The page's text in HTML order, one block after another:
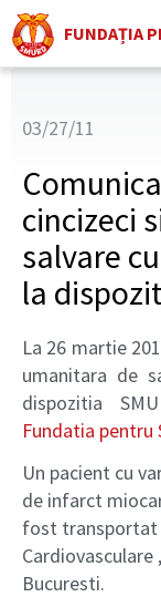
FUNDAȚIA
03/27/11
cincizeci
salvare
la
La 26 martie
umanitara de
dispozitia
Fundatia pentru
Un pacient cu
de infarct
fost transportat
Cardiovasculare
Bucuresti.